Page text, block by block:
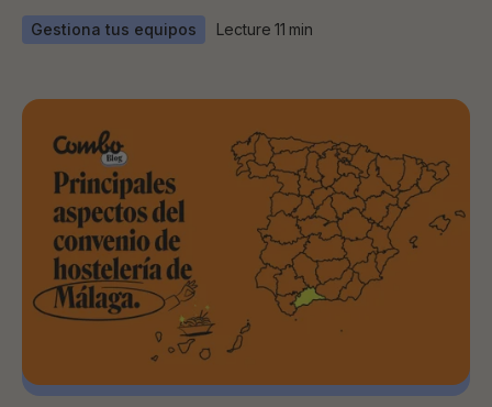
Gestiona tus equipos Lecture 11 min